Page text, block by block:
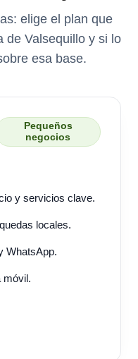
elige el plan que
de Valsequillo y si lo
esa base.
Pequeños
negocios
y servicios clave.
locales.
WhatsApp.
móvil.